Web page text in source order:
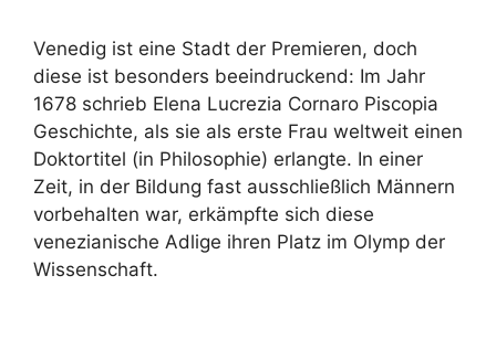
Venedig ist eine Stadt der Premieren, doch
diese ist besonders beeindruckend: Im Jahr
1678 schrieb Elena Lucrezia Cornaro Piscopia
Geschichte, als sie als erste Frau weltweit einen
Doktortitel (in Philosophie) erlangte. In einer
Zeit, in der Bildung fast ausschließlich Männern
vorbehalten war, erkämpfte sich diese
venezianische Adlige ihren Platz im Olymp der
Wissenschaft.